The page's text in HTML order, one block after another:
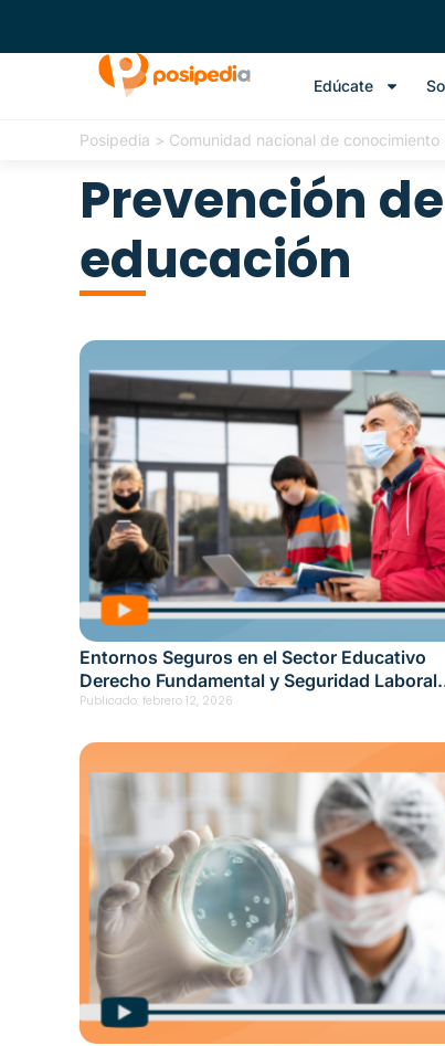
Edúcate
Posipedia > Comunidad nacional de conocimiento
Prevención
educación
Entornos Seguros en el Sector Educativo
Derecho Fundamental y Seguridad Laboral.
Febrero 20, 2025
Publicado: febrero 12, 2026